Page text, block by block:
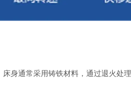
通常采用铸铁材料，通过退火处